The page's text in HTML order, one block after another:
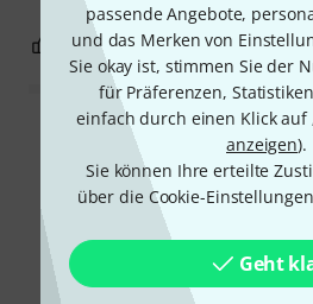
passende Angebote,
und das Merken von
Sie okay ist, stimmen Sie der
für Präferenzen,
einfach durch einen Klick auf
anzeigen).
Sie können Ihre erteilte
über die Cookie-
Geht
0 BEWERTUNG
Alle
Schon